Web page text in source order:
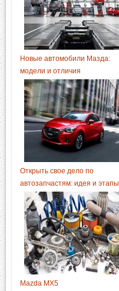
Новые автомобили Мазда:
модели и отличия
Открыть свое дело по
автозапчастям: идея и этапы
Mazda MX5